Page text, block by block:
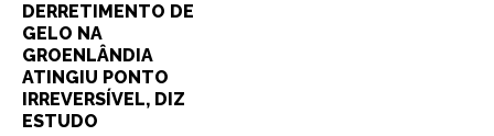
DERRETIMENTO DE
GELO NA
GROENLÂNDIA
ATINGIU PONTO
IRREVERSÍVEL, DIZ
ESTUDO